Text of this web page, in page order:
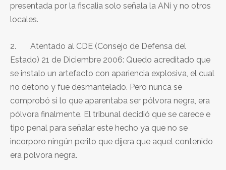
presentada por la fiscalia solo señala la ANi y no otros
locales.
2. Atentado al CDE (Consejo de Defensa del
Estado) 21 de Diciembre 2006: Quedo acreditado que
se instalo un artefacto con apariencia explosiva, el cual
no detono y fue desmantelado. Pero nunca se
comprobó si lo que aparentaba ser pólvora negra, era
pólvora finalmente. El tribunal decidió que se carece e
tipo penal para señalar este hecho ya que no se
incorporo ningún perito que dijera que aquel contenido
era polvora negra.